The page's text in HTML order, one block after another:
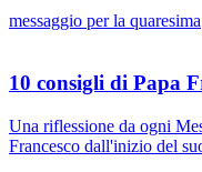
messaggio per la quaresima
10 consigli di Papa
Una riflessione da ogni
Francesco dall'inizio del